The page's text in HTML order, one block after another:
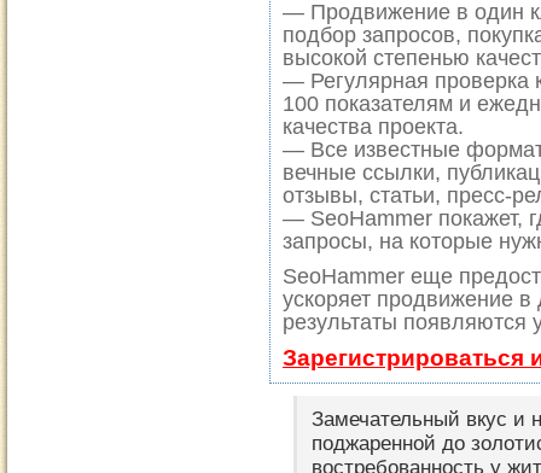
— Продвижение в один
подбор запросов,
высокой степенью
— Регулярная проверка
100 показателям и
качества проекта.
— Все известные
вечные ссылки,
отзывы, статьи, пресс-
— SeoHammer покажет,
запросы, на которые
SeoHammer еще
ускоряет продвижение
результаты появляются
Зарегистрироваться
Замечательный вкус и
поджаренной до
востребованность у